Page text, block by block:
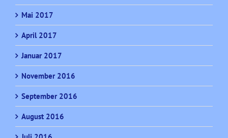
Mai 2017
April 2017
Januar 2017
November 2016
September 2016
August 2016